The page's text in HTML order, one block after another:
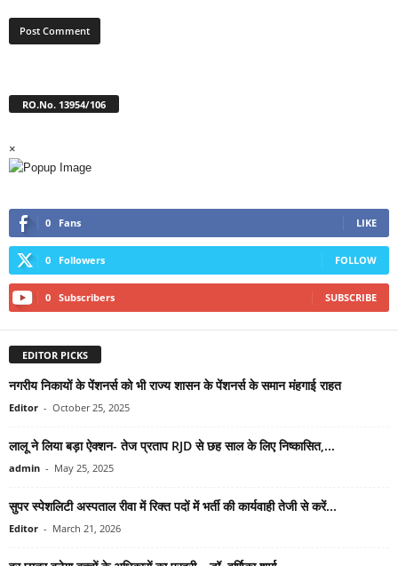
RO.No. 13954/106
×
0 Fans LIKE
0 Followers FOLLOW
0 Subscribers SUBSCRIBE
EDITOR PICKS
नगरीय निकायों के पेंशनर्स को भी राज्य शासन के पेंशनर्स के समान मंहगाई राहत
Editor - October 25, 2025
लालू ने लिया बड़ा ऐक्शन- तेज प्रताप RJD से छह साल के लिए निष्कासित,...
admin - May 25, 2025
सुपर स्पेशलिटी अस्पताल रीवा में रिक्त पदों में भर्ती की कार्यवाही तेजी से करें...
Editor - March 21, 2026